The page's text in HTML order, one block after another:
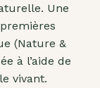
Une
(Nature &
à l’aide de
vivant.